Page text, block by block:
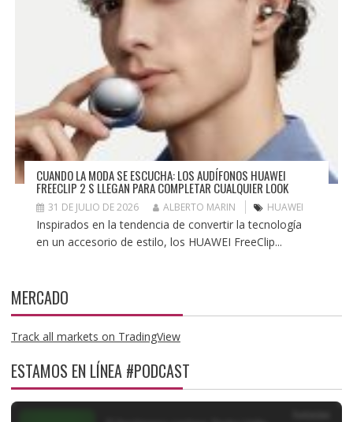
CUANDO LA MODA SE ESCUCHA: LOS AUDÍFONOS HUAWEI
FREECLIP 2 S LLEGAN PARA COMPLETAR CUALQUIER LOOK
31 DE JULIO DE 2026 ALBERTO MARIN HUAWEI
Inspirados en la tendencia de convertir la tecnología
en un accesorio de estilo, los HUAWEI FreeClip...
MERCADO
Track all markets on TradingView
ESTAMOS EN LÍNEA #PODCAST